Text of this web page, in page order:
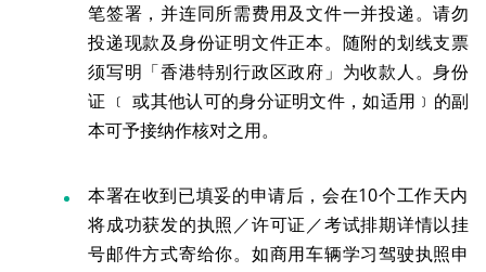
笔签署，并连同所需费用及文件一并投递。请勿
投递现款及身份证明文件正本。随附的划线支票
须写明「香港特别行政区政府」为收款人。身份
证 ﹝ 或其他认可的身分证明文件，如适用﹞的副
本可予接纳作核对之用。
本署在收到已填妥的申请后，会在10个工作天内
将成功获发的执照／许可证／考试排期详情以挂
号邮件方式寄给你。如商用车辆学习驾驶执照申